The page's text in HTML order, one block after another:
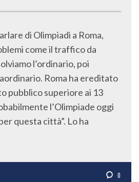
di Olimpiadi a Roma,
come il traffico da
l’ordinario, poi
Roma ha ereditato
pubblico superiore ai 13
l’Olimpiade oggi
questa città”. Lo ha
0